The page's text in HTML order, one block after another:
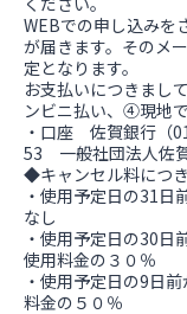
WEBでの申し込みを
が届きます。そのメ
定となります。
お支払いにつきま
ンビニ払い、④現地
・口座 佐賀銀行
53 一般社団法人佐
◆キャンセル料につ
・使用予定日の31
なし
・使用予定日の30
使用料金の３０％
・使用予定日の9日
料金の５０％